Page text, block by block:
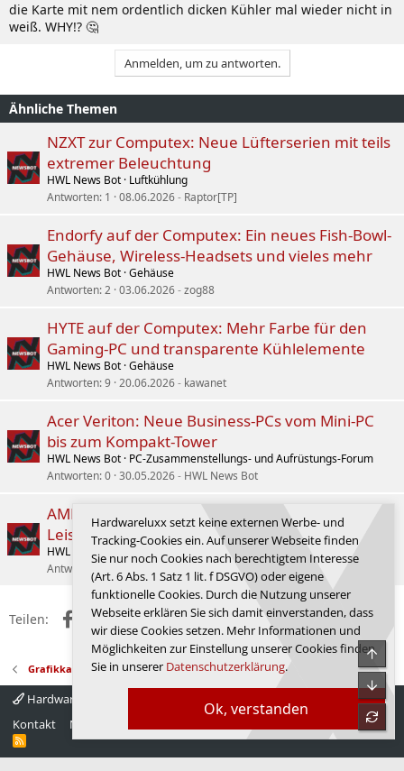
die Karte mit nem ordentlich dicken Kühler mal wieder nicht in
weiß. WHY!? 🤔
Anmelden, um zu antworten.
Ähnliche Themen
NZXT zur Computex: Neue Lüfterserien mit teils
extremer Beleuchtung
HWL News Bot Luftkühlung
Antworten 1 08.06.2026 Raptor[TP]
Endorfy auf der Computex: Ein neues Fish-Bowl-
Gehäuse, Wireless-Headsets und vieles mehr
HWL News Bot Gehäuse
Antworten 2 03.06.2026 zog88
HYTE auf der Computex: Mehr Farbe für den
Gaming-PC und transparente Kühlelemente
HWL News Bot Gehäuse
Antworten 9 20.06.2026 kawanet
Acer Veriton: Neue Business-PCs vom Mini-PC
bis zum Kompakt-Tower
HWL News Bot PC-Zusammenstellungs- und Aufrüstungs-Forum
Antworten 0 30.05.2026 HWL News Bot
AMD Instinct mit CDNA-5-Architektur: Mehr KI-
Leistung mit der MI400-Serie für das Datacenter
HWL News Bot
Grafikkarten
Antworten
23.07.2026 FirstAid
Teilen: FacebookX (Twitter)
RedditWhatsApp
E-MailLink
Grafikkarten
Hardwareluxx 4.0
Kontakt
Nutzungsbedingungen Startseite
R
Ok, verstanden
Hardwareluxx setzt keine externen Werbe- und
Tracking-Cookies ein. Auf unserer Webseite finden
Sie nur noch Cookies nach berechtigtem Interesse
(Art. 6 Abs. 1 Satz 1 lit. f DSGVO) oder eigene
funktionelle Cookies. Durch die Nutzung unserer
Webseite erklären Sie sich damit einverstanden, dass
wir diese Cookies setzen. Mehr Informationen und
Möglichkeiten zur Einstellung unserer Cookies finden
Sie in unserer Datenschutzerklärung.